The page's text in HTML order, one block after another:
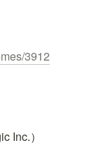
3912
Inc.）